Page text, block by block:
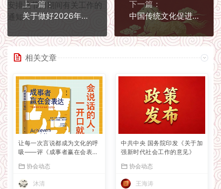
上一篇：
关于做好2026年春节假期安排及节日期间有关工作的通知
下一篇：
中国传统文化促进会丙午马年新春贺词
相关文章
让每一次言说都成为文化的呼
吸——评《成事者赢在会表
协会动态
沐清
中共中央 国务院印发《关于加
强新时代社会工作的意见》
协会动态
王海涛